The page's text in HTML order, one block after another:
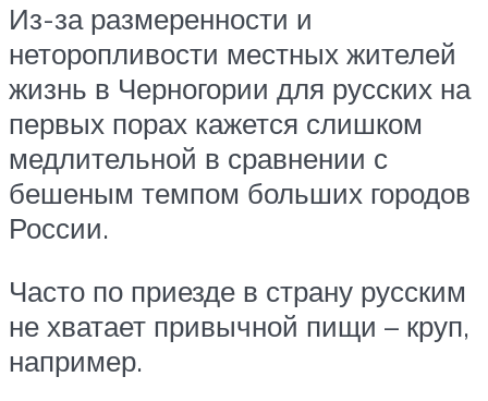
Из-за размеренности и
неторопливости местных жителей
жизнь в Черногории для русских на
первых порах кажется слишком
медлительной в сравнении с
бешеным темпом больших городов
России.
Часто по приезде в страну русским
не хватает привычной пищи – круп,
например.